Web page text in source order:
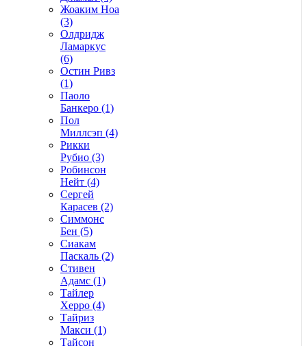
Жоаким Ноа
(3)
Олдридж
Ламаркус
(6)
Остин Ривз
(1)
Паоло
Банкеро (1)
Пол
Миллсэп (4)
Рикки
Рубио (3)
Робинсон
Нейт (4)
Сергей
Карасев (2)
Симмонс
Бен (5)
Сиакам
Паскаль (2)
Стивен
Адамс (1)
Тайлер
Херро (4)
Тайриз
Макси (1)
Тайсон